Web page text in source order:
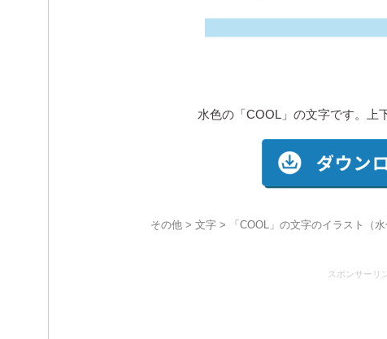
水色の「COOL」の文字です。上
その他> 文字> 「COOL」の文字のイラスト（水
スポンサーリ